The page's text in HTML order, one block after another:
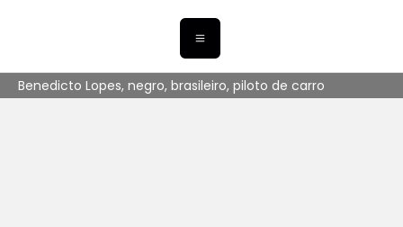
Benedicto Lopes, negro, brasileiro, piloto de carro